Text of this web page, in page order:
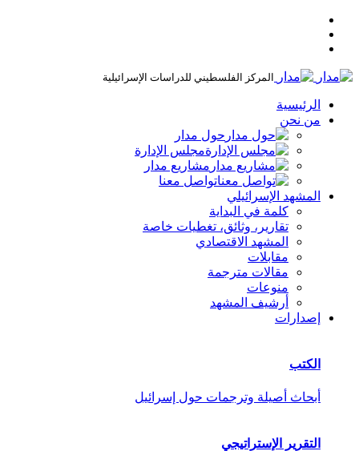
المركز الفلسطيني للدراسات الإسرائيلية
الرئيسية
من نحن
حول مدار
مجلس الإدارة
مشاريع مدار
تواصل معنا
المشهد الإسرائيلي
كلمة في البداية
تقارير، وثائق، تغطيات خاصة
المشهد الاقتصادي
مقابلات
مقالات مترجمة
منوعات
أرشيف المشهد
إصدارات
الكتب
أبحاث أصيلة وترجمات حول إسرائيل
التقرير الإستراتيجي